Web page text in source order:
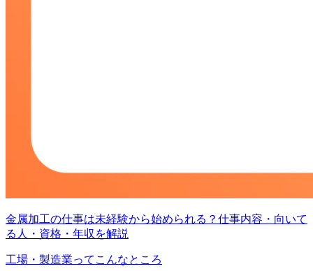
金属加工の仕事は未経験から始められる？仕事内容・向いて
る人・資格・年収を解説
工場・製造業ってこんなところ